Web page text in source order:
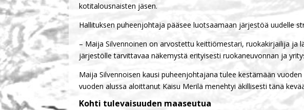
kotitalousnaisten jäsen.
Hallituksen puheenjohtaja pääsee luotsaamaan järjestöä uudelle
– Maija Silvennoinen on arvostettu keittiömestari, ruokakirjailija ja
järjestölle tarvittavaa näkemystä erityisesti ruokaneuvonnan ja
Maija Silvennoisen kausi puheenjohtajana tulee kestämään
vuoden alussa aloittanut Kaisu Merilä menehtyi äkillisesti tänä
Kohti tulevaisuuden maaseutua